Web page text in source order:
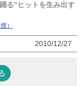
る”ヒットを生み出す
）
2010/12/27